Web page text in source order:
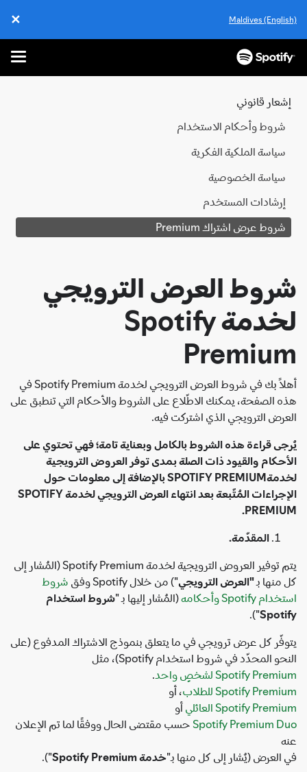
Maldives (English)
✕
تخطَّ
المحتوى
إشعار قانوني
شروط وأحكام الاستخدام
سياسة الملكية الفكرية
سياسة الخصوصية
إرشادات المستخدم
شروط عرض اشتراك Premium
شروط العرض الترويجي
لخدمة Spotify
Premium
أهلاً بك في شروط العرض الترويجي لخدمة Spotify Premium في
هذه الصفحة، يمكنك الاطّلاع على الشروط والأحكام التي تنطبق على
العرض الترويجي الذي اشتركت فيه.
يُرجى قراءة هذه الشروط بالكامل وبعناية تامة؛ فهي تحتوي على
الأحكام والقيود ذات الصلة بمدى توفر العروض الترويجية
لخدمةSPOTIFY PREMIUM بالإضافة إلى معلومات حول
الإجراءات المُتّبعة بعد انتهاء العرض الترويجي لخدمة SPOTIFY
PREMIUM.
المقدّمة.
يتم توفير العروض الترويجية لخدمة Spotify Premium (المُشار إلى
كل منها بـ"العرض الترويجي") من خلال Spotify وفق
شروط
استخدام Spotify وأحكامه
(المُشار إليها بـ "شروط استخدام
Spotify
").
يتوفّر كل عرض ترويجي في ما يتعلق بنموذج الاشتراك المدفوع (على
النحو المحدّد في شروط استخدام Spotify)، مثل
Spotify Premium لشخصٍ واحد
.
Spotify Premium للطلاب
، أو
Spotify Premium العائلي
أو
Spotify Premium Duo حسب مقتضى الحال ووفقًا لما تم الإعلان
عنه
في العرض (يُشار إلى كل منها بـ"خدمة Spotify Premium
").